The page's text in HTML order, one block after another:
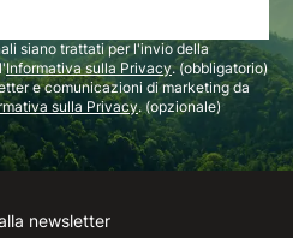
siano trattati per l'invio della
Informativa sulla Privacy. (obbligatorio)
e comunicazioni di marketing da
sulla Privacy. (opzionale)
Instagram
Facebook
Linkedin
Youtube
newsletter